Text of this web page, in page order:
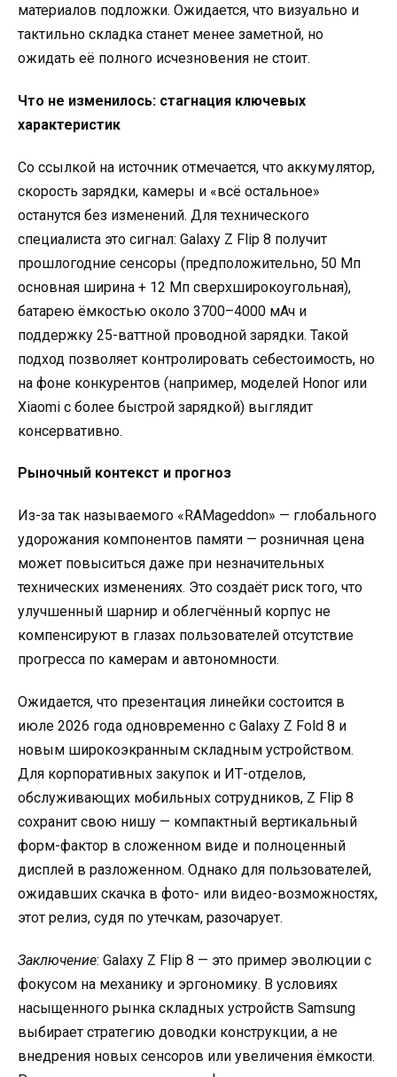
материалов подложки. Ожидается, что визуально и
тактильно складка станет менее заметной, но
ожидать её полного исчезновения не стоит.
Что не изменилось: стагнация ключевых
характеристик
Со ссылкой на источник отмечается, что аккумулятор,
скорость зарядки, камеры и «всё остальное»
останутся без изменений. Для технического
специалиста это сигнал: Galaxy Z Flip 8 получит
прошлогодние сенсоры (предположительно, 50 Мп
основная ширина + 12 Мп сверхширокоугольная),
батарею ёмкостью около 3700–4000 мАч и
поддержку 25-ваттной проводной зарядки. Такой
подход позволяет контролировать себестоимость, но
на фоне конкурентов (например, моделей Honor или
Xiaomi с более быстрой зарядкой) выглядит
консервативно.
Рыночный контекст и прогноз
Из-за так называемого «RAMageddon» — глобального
удорожания компонентов памяти — розничная цена
может повыситься даже при незначительных
технических изменениях. Это создаёт риск того, что
улучшенный шарнир и облегчённый корпус не
компенсируют в глазах пользователей отсутствие
прогресса по камерам и автономности.
Ожидается, что презентация линейки состоится в
июле 2026 года одновременно с Galaxy Z Fold 8 и
новым широкоэкранным складным устройством.
Для корпоративных закупок и ИТ-отделов,
обслуживающих мобильных сотрудников, Z Flip 8
сохранит свою нишу — компактный вертикальный
форм-фактор в сложенном виде и полноценный
дисплей в разложенном. Однако для пользователей,
ожидавших скачка в фото- или видео-возможностях,
этот релиз, судя по утечкам, разочарует.
Заключение: Galaxy Z Flip 8 — это пример эволюции с
фокусом на механику и эргономику. В условиях
насыщенного рынка складных устройств Samsung
выбирает стратегию доводки конструкции, а не
внедрения новых сенсоров или увеличения ёмкости.